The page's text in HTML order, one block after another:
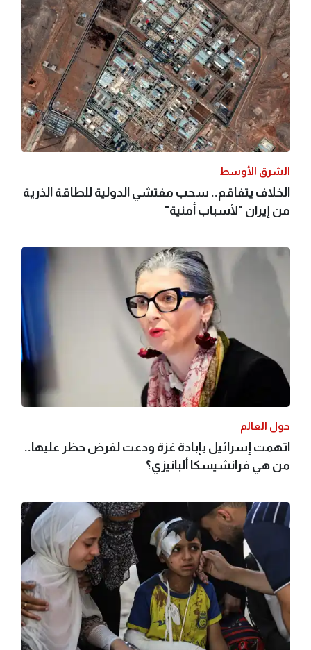
الشرق الأوسط
الخلاف يتفاقم.. سحب مفتشي الدولية للطاقة الذرية
من إيران "لأسباب أمنية"
حول العالم
اتهمت إسرائيل بإبادة غزة ودعت لفرض حظر عليها..
من هي فرانشيسكا ألبانيزي؟